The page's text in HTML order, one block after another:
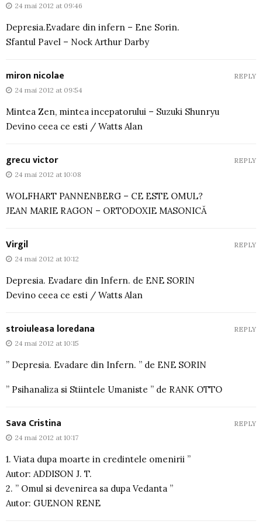
24 mai 2012 at 09:46
Depresia.Evadare din infern – Ene Sorin.
Sfantul Pavel – Nock Arthur Darby
miron nicolae
24 mai 2012 at 09:54
Mintea Zen, mintea incepatorului – Suzuki Shunryu
Devino ceea ce esti / Watts Alan
REPLY
grecu victor
24 mai 2012 at 10:08
WOLFHART PANNENBERG – CE ESTE OMUL?
JEAN MARIE RAGON – ORTODOXIE MASONICĂ
REPLY
Virgil
24 mai 2012 at 10:12
Depresia. Evadare din Infern. de ENE SORIN
Devino ceea ce esti / Watts Alan
REPLY
stroiuleasa loredana
24 mai 2012 at 10:15
” Depresia. Evadare din Infern. ” de ENE SORIN
” Psihanaliza si Stiintele Umaniste ” de RANK OTTO
REPLY
Sava Cristina
24 mai 2012 at 10:17
1. Viata dupa moarte in credintele omenirii ”
Autor: ADDISON J. T.
2. ” Omul si devenirea sa dupa Vedanta ”
Autor: GUENON RENE
REPLY